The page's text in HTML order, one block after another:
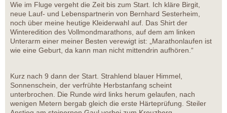
Wie im Fluge vergeht die Zeit bis zum Start. Ich kläre Birgit,
neue Lauf- und Lebenspartnerin von Bernhard Sesterheim,
noch über meine heutige Kleiderwahl auf. Das Shirt der
Winteredition des Vollmondmarathons, auf dem am linken
Unterarm einer meiner Besten verewigt ist: „Marathonlaufen ist
wie eine Geburt, da kann man nicht mittendrin aufhören.“
Kurz nach 9 dann der Start. Strahlend blauer Himmel,
Sonnenschein, der verfrühte Herbstanfang scheint
unterbrochen. Die Runde wird links herum gelaufen, nach
wenigen Metern bergab gleich die erste Härteprüfung. Steiler